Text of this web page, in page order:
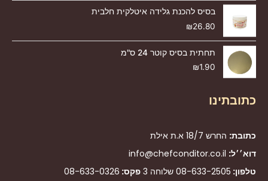
בסיס להכנת גלידה איטלקית חלבית
₪26.80
תחתית בסיס קוטר 24 ס"מ
₪1.90
כתובתינו
כתובת: החרש 18/7 א.ת אילת
דוא׳׳ל: info@chefconditor.co.il
טלפון: 08-633-2505 שלוחה 3 פקס: 08-633-0326